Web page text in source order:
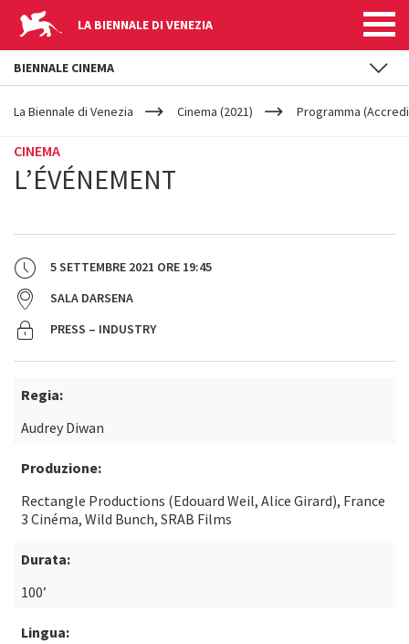
LA BIENNALE DI VENEZIA
YOUR
ARE
La Biennale di Venezia Cinema (2021) Programma
CINEMA
L’ÉVÉNEMENT
5 SETTEMBRE 2021 ORE 19:45
SALA DARSENA
PRESS – INDUSTRY
Regia:
Audrey Diwan
Produzione:
Rectangle Productions (Edouard Weil, Alice Girard), France
3 Cinéma, Wild Bunch, SRAB Films
Durata:
100’
Lingua:
BIENNALE CINEMA